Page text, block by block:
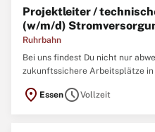
Projektleiter /
(w/m/d)
Ruhrbahn
Bei uns findest Du nicht nur
zukunftssichere Arbeitsplätze in
einem familiären
Unterstützung und
location_on EssenscheduleVollzeit